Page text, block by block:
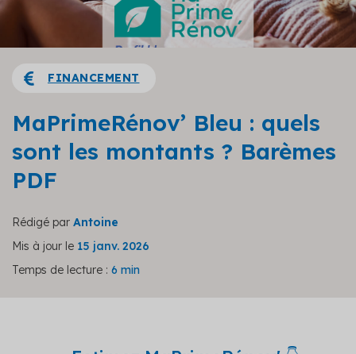
FINANCEMENT
MaPrimeRénov’ Bleu : quels
sont les montants ? Barèmes
PDF
Rédigé par Antoine
Mis à jour le 15 janv. 2026
Temps de lecture : 6 min